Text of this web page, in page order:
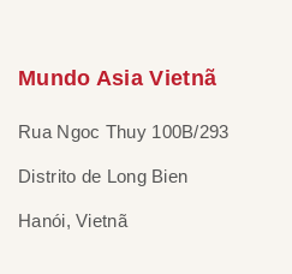
Mundo Asia Vietnã
Rua Ngoc Thuy 100B/293
Distrito de Long Bien
Hanói, Vietnã